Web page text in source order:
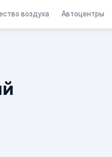
воздуха Автоцентры